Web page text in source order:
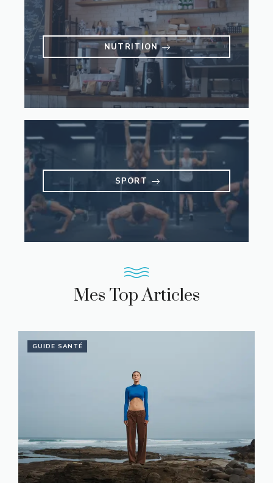
NUTRITION
SPORT
Mes Top Articles
GUIDE SANTÉ